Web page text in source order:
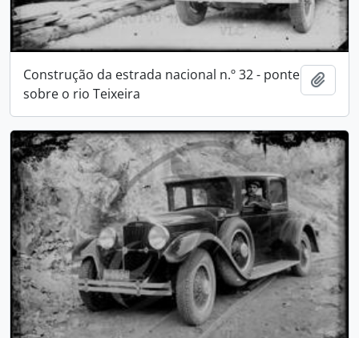
Construção da estrada nacional n.º 32 - ponte
sobre o rio Teixeira